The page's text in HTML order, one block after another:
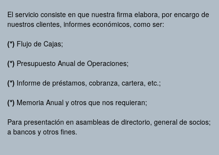
El servicio consiste en que nuestra firma elabora, por encargo de
nuestros clientes, informes económicos, como ser:
(*) Flujo de Cajas;
(*) Presupuesto Anual de Operaciones;
(*) Informe de préstamos, cobranza, cartera, etc.;
(*) Memoria Anual y otros que nos requieran;
Para presentación en asambleas de directorio, general de socios;
a bancos y otros fines.